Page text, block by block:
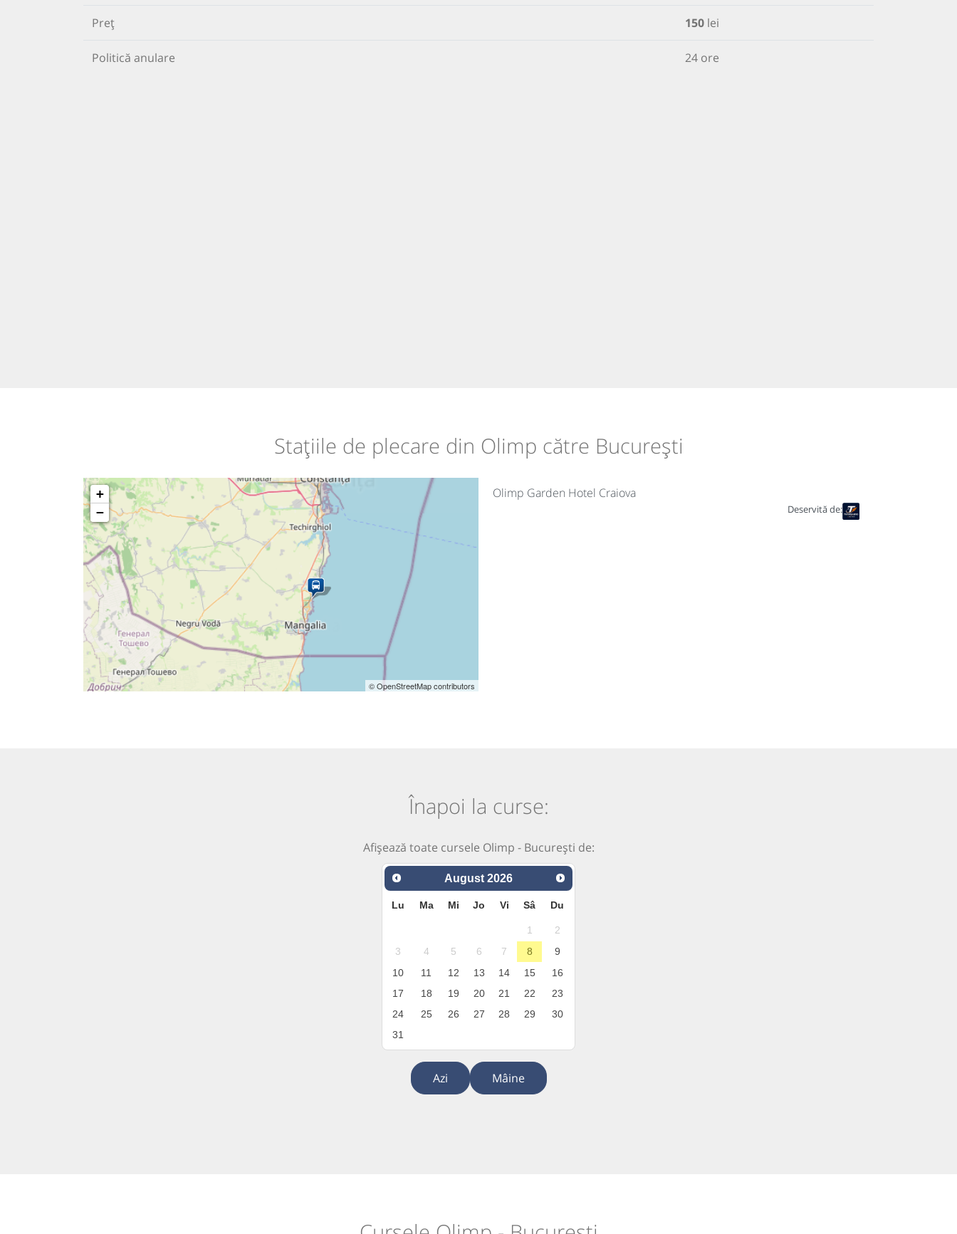
Preț 150 lei
Politică anulare 24 ore
Stațiile de plecare din Olimp către București
+
−
© OpenStreetMap contributors
Olimp Garden Hotel Craiova
Deservită de:
Înapoi la curse:
Afișează toate cursele Olimp - București de:
August 2026
Lu Ma Mi Jo Vi Sâ Du
1
2
3
4 5 6 7 8
9
10
11 12 13 14 15
16
17
18 19 20 21 22
23
24
25 26 27 28 29
30
31
Azi Mâine